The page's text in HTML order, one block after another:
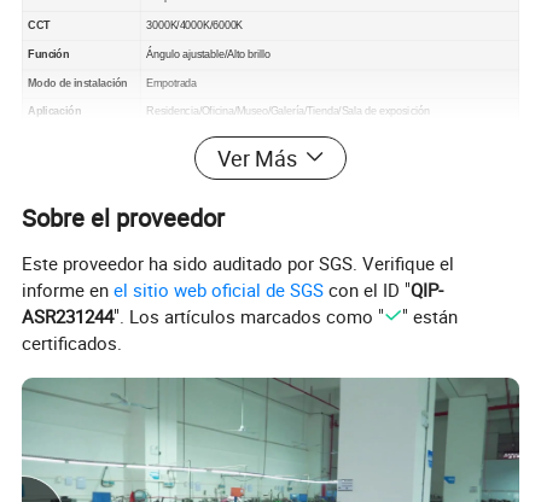
CCT 3000K/4000K/6000K
Función Ángulo ajustable/Alto brillo
Modo de instalación Empotrada
Aplicación Residencia/Oficina/Museo/Galería/Tienda/Sala de exposición
1. Sólidas capacidades ODM y OEM
2. Diseño de parches ofrecido
3. Onlne Touring, servicio en línea las 24 horas
6. Envío rápido
Ver Más
Sobre el proveedor
Este proveedor ha sido auditado por SGS. Verifique el
informe enel sitio web oficial de SGS con el ID "QIP-
ASR231244". Los artículos marcados como "
" están
certificados.